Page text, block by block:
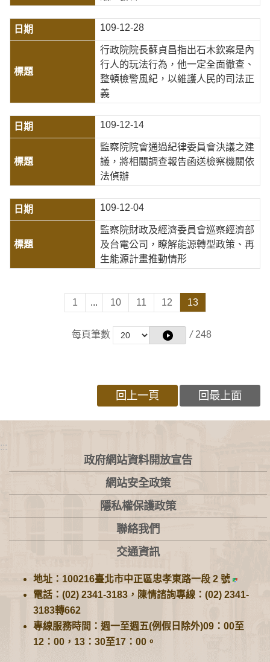
109-12-28
行政院院長蘇貞昌指出石木欽案是內
行人的玩法行為，他一定全面徹查、
整頓檢警風紀，以維護人民的司法正
義
109-12-14
監察院院會通過紀律委員會決議之建
議，將相關調查報告函送檢察機關依
法偵辦
109-12-04
監察院財政及經濟委員會巡察經濟部
及台電公司，瞭解能源轉型政策、再
生能源計畫推動情形
1 ... 10 11 12 13
每頁筆數 / 248
回上一頁 回最上面
:::
政府網站資料開放宣告
網站安全政策
隱私權保護政策
聯絡我們
交通資訊
地址：100216臺北市中正區忠孝東路一段 2 號
電話：(02) 2341-3183，陳情諮詢專線：(02) 2341-
3183轉662
專線服務時間：週一至週五(例假日除外)09：00至
12：00，13：30至17：00。